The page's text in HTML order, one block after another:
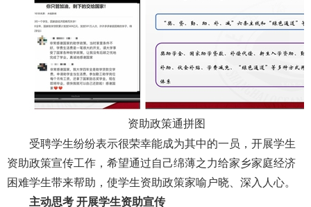
资助政策通拼图
受聘学生纷纷表示很荣幸能成为其中的一员，开展学生
资助政策宣传工作，希望通过自己绵薄之力给家乡家庭经济
困难学生带来帮助，使学生资助政策家喻户晓、深入人心。
主动思考 开展学生资助宣传